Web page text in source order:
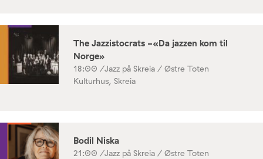
The Jazzistocrats -«Da jazzen kom til
Norge»
18:00 /Jazz på Skreia / Østre Toten
Kulturhus, Skreia
Bodil Niska
21:00 /Jazz på Skreia / Østre Toten